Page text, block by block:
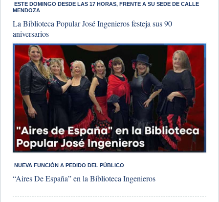
​ ESTE DOMINGO DESDE LAS 17 HORAS, FRENTE A SU SEDE DE CALLE
MENDOZA
La Biblioteca Popular José Ingenieros festeja sus 90
aniversarios
​ NUEVA FUNCIÓN A PEDIDO DEL PÚBLICO
“Aires De España” en la Biblioteca Ingenieros